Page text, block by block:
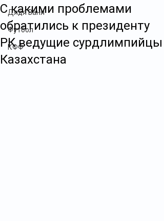
Дядя Ваня
Футбол
КФФ
С какими проблемами
обратились к президенту
РК ведущие сурдлимпийцы
Казахстана